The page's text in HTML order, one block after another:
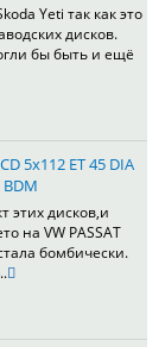
Yeti так как это
дисков.
бы быть и ещё
5x112 ET 45 DIA
BDM
этих дисков,и
на VW PASSAT
бомбически.